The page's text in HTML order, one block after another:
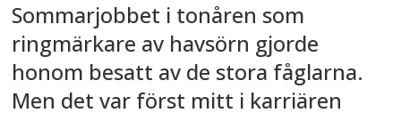
Sommarjobbet i tonåren som
ringmärkare av havsörn gjorde
honom besatt av de stora fåglarna.
Men det var först mitt i karriären